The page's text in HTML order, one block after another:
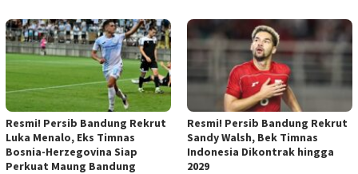
Resmi! Persib Bandung Rekrut
Luka Menalo, Eks Timnas
Bosnia-Herzegovina Siap
Perkuat Maung Bandung
Resmi! Persib Bandung Rekrut
Sandy Walsh, Bek Timnas
Indonesia Dikontrak hingga
2029